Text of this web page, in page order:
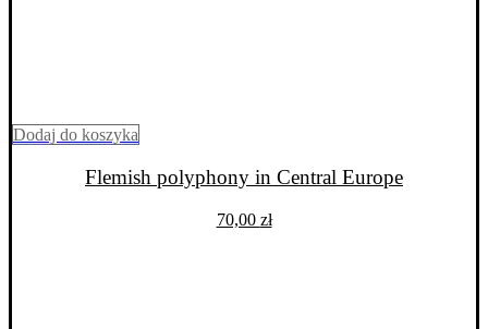
Dodaj do koszyka
Flemish polyphony in Central Europe
70,00 zł